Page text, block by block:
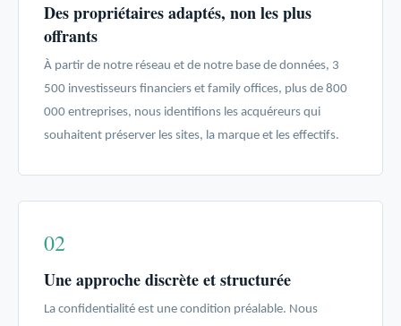
Des propriétaires adaptés, non les plus
offrants
À partir de notre réseau et de notre base de données, 3
500 investisseurs financiers et family offices, plus de 800
000 entreprises, nous identifions les acquéreurs qui
souhaitent préserver les sites, la marque et les effectifs.
02
Une approche discrète et structurée
La confidentialité est une condition préalable. Nous